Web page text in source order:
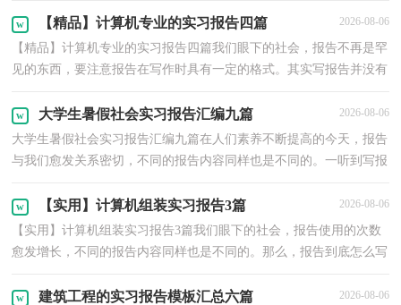
【精品】计算机专业的实习报告四篇 2026-08-06
【精品】计算机专业的实习报告四篇我们眼下的社会，报告不再是罕
见的东西，要注意报告在写作时具有一定的格式。其实写报告并没有
大学生暑假社会实习报告汇编九篇 2026-08-06
大学生暑假社会实习报告汇编九篇在人们素养不断提高的今天，报告
与我们愈发关系密切，不同的报告内容同样也是不同的。一听到写报
【实用】计算机组装实习报告3篇 2026-08-06
【实用】计算机组装实习报告3篇我们眼下的社会，报告使用的次数
愈发增长，不同的报告内容同样也是不同的。那么，报告到底怎么写
建筑工程的实习报告模板汇总六篇 2026-08-06